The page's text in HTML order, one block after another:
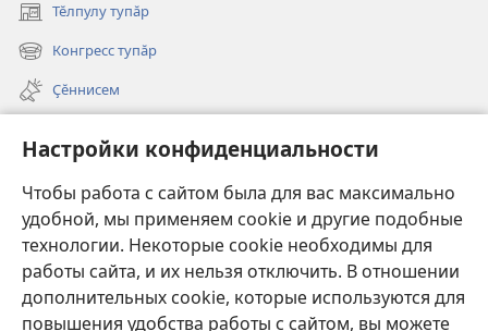
Настройки конфиденциальности
Чтобы работа с сайтом была для вас максимально
удобной, мы применяем cookie и другие подобные
технологии. Некоторые cookie необходимы для
работы сайта, и их нельзя отключить. В отношении
дополнительных cookie, которые используются для
повышения удобства работы с сайтом, вы можете
Тӗлпулу тупӑр
(открывается
в
новом
окне)
Конгресс тупӑр
(открывается
новом
Ҫӗннисем
Видео с тифлокомментариями
Шырав
Харпӑр хӑй ирӗкӗпе укҫа-тенкӗ парасси
(открывается
в
новом Хурал башнин ОНЛАЙН-БИБЛИОТЕКИ